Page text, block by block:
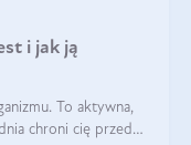
i jak ją
To aktywna,
chroni cię przed